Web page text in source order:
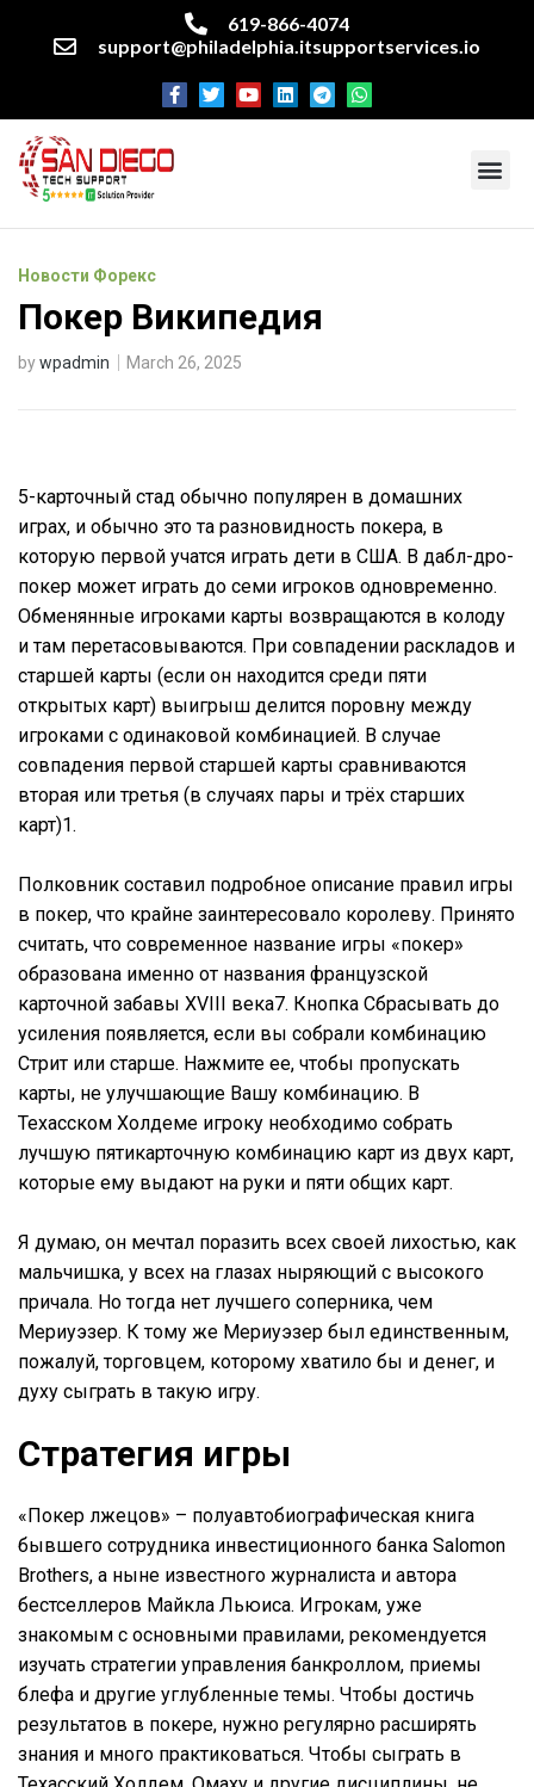
619-866-4074
support@philadelphia.itsupportservices.io
Новости Форекс
Покер Википедия
bywpadmin March 26, 2025
5-карточный стад обычно популярен в домашних
играх, и обычно это та разновидность покера, в
которую первой учатся играть дети в США. В дабл-дро-
покер может играть до семи игроков одновременно.
Обменянные игроками карты возвращаются в колоду
и там перетасовываются. При совпадении раскладов и
старшей карты (если он находится среди пяти
открытых карт) выигрыш делится поровну между
игроками с одинаковой комбинацией. В случае
совпадения первой старшей карты сравниваются
вторая или третья (в случаях пары и трёх старших
карт)1.
Полковник составил подробное описание правил игры
в покер, что крайне заинтересовало королеву. Принято
считать, что современное название игры «покер»
образована именно от названия французской
карточной забавы XVIII века7. Кнопка Сбрасывать до
усиления появляется, если вы собрали комбинацию
Стрит или старше. Нажмите ее, чтобы пропускать
карты, не улучшающие Вашу комбинацию. В
Техасском Холдеме игроку необходимо собрать
лучшую пятикарточную комбинацию карт из двух карт,
которые ему выдают на руки и пяти общих карт.
Я думаю, он мечтал поразить всех своей лихостью, как
мальчишка, у всех на глазах ныряющий с высокого
причала. Но тогда нет лучшего соперника, чем
Мериуэзер. К тому же Мериуэзер был единственным,
пожалуй, торговцем, которому хватило бы и денег, и
духу сыграть в такую игру.
Стратегия игры
«Покер лжецов» – полуавтобиографическая книга
бывшего сотрудника инвестиционного банка Salomon
Brothers, а ныне известного журналиста и автора
бестселлеров Майкла Льюиса. Игрокам, уже
знакомым с основными правилами, рекомендуется
изучать стратегии управления банкроллом, приемы
блефа и другие углубленные темы. Чтобы достичь
результатов в покере, нужно регулярно расширять
знания и много практиковаться. Чтобы сыграть в